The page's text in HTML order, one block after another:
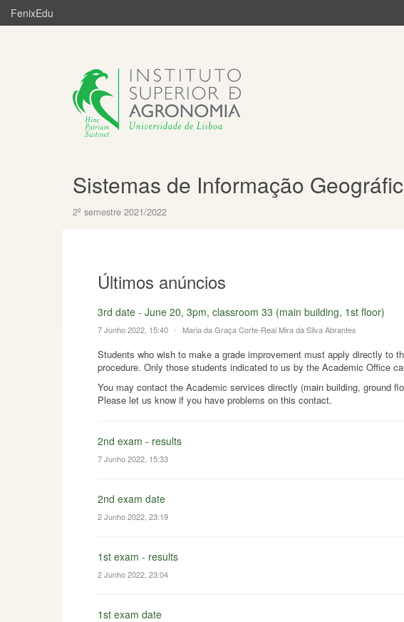
FenixEdu
Sistemas de Informação
2º semestre 2021/2022
Últimos anúncios
3rd date - June 20, 3pm, classroom 33 (main building, 1st floor)
7 Junho 2022, 15:40 • Maria da Graça Corte-Real Mira da Silva Abrantes
Students who wish to make a grade improvement must apply directly to
procedure. Only those students indicated to us by the Academic Office
You may contact the Academic services directly (main building, ground
Please let us know if you have problems on this contact.
2nd exam - results
7 Junho 2022, 15:33
2nd exam date
2 Junho 2022, 23:19
1st exam - results
2 Junho 2022, 23:04
1st exam date